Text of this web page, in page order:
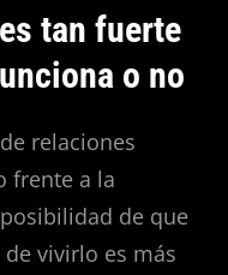
tan fuerte
o no
relaciones
frente a la
de que
vivirlo es más